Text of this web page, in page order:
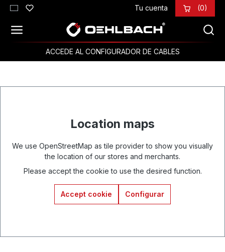
Saltar al contenido principal Tu cuenta (0)
ACCEDE AL CONFIGURADOR DE CABLES
Location maps
We use OpenStreetMap as tile provider to show you visually
the location of our stores and merchants.
Please accept the cookie to use the desired function.
Accept cookie Configurar